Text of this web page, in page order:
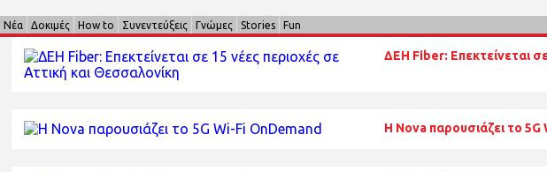
Νέα Δοκιμές How to Συνεντεύξεις Γνώμες Stories Fun
ΔΕΗ Fiber: Επεκτείνεται
Η Nova παρουσιάζει το